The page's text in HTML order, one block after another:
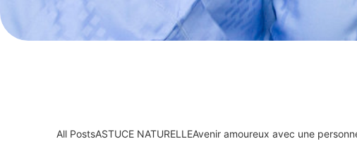
All PostsASTUCE NATURELLEAvenir amoureux avec une